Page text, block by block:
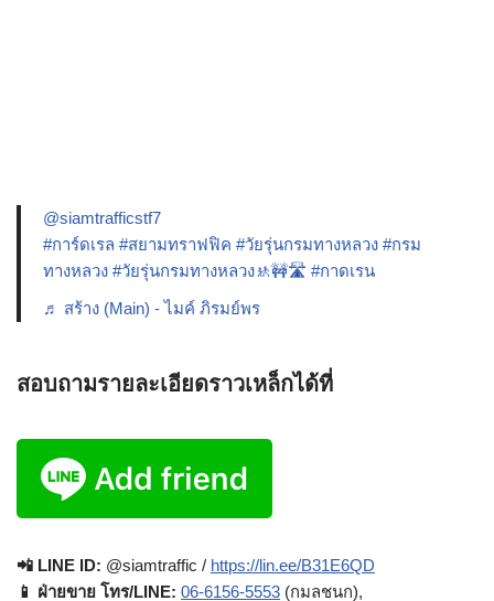
@siamtrafficstf7
#การ์ดเรล #สยามทราฟฟิค #วัยรุ่นกรมทางหลวง #กรม
ทางหลวง #วัยรุ่นกรมทางหลวง🚸🚧🛣️ #กาดเรน
♬ สร้าง (Main) - ไมค์ ภิรมย์พร
สอบถามรายละเอียดราวเหล็กได้ที่
📲 LINE ID: @siamtraffic / https://lin.ee/B31E6QD
📱 ฝ่ายขาย โทร/LINE: 06-6156-5553 (กมลชนก),